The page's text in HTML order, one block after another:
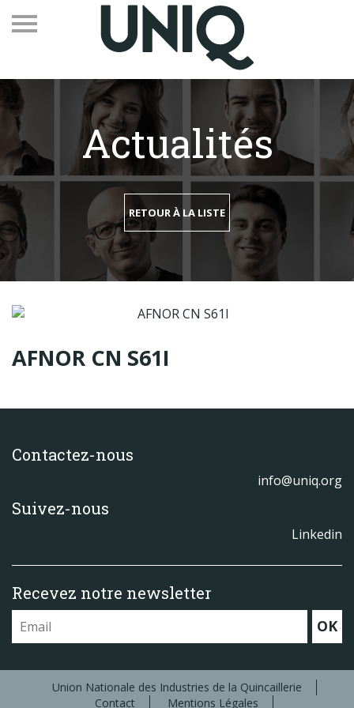
Recevez notre newsletter
Vos contacts
Espace adhérents
Linkedin
EN
Produits
Publications
Actualités
RETOUR À LA LISTE
AFNOR CN S61I
Contactez-nous
info@uniq.org
Suivez-nous
Linkedin
Recevez notre newsletter
OK
Union Nationale des Industries de la Quincaillerie
Contact
Mentions Légales